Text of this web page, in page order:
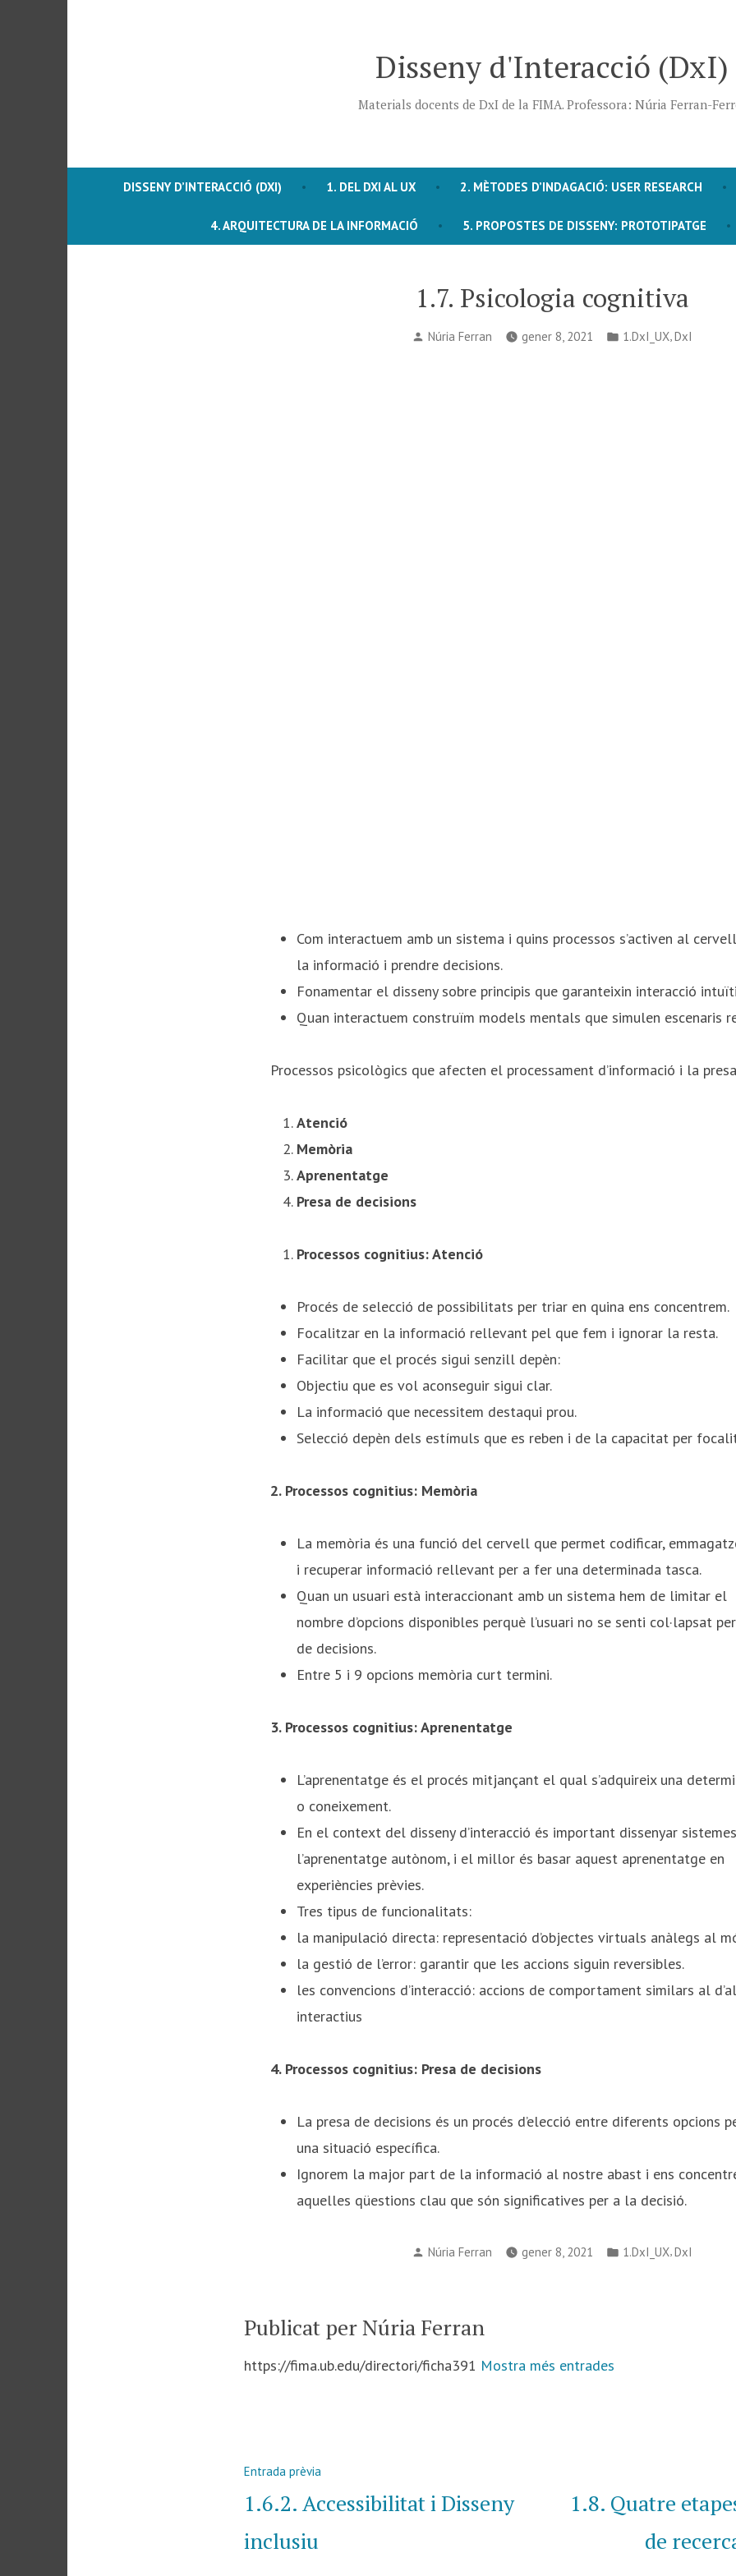
Disseny d'Interacció (DxI)
Materials docents de DxI de la FIMA. Professora: Núria Ferran-
DISSENY D’INTERACCIÓ (DXI) 1. DEL DXI AL UX 2. MÈTODES D’INDAGACIÓ: USER RESEARCH
4. ARQUITECTURA DE LA INFORMACIÓ 5. PROPOSTES DE DISSENY: PROTOTIPATGE
1.7. Psicologia cognitiva
Publicat
Núria Ferran gener 8, 2021
Publicat
1.DxI_UX,DxI
Com interactuem amb un sistema i quins processos s’activen al
la informació i prendre decisions.​
Fonamentar el disseny sobre principis que garanteixin interacció
Quan interactuem construïm models mentals que simulen escenaris
Processos psicològics que afecten el processament d’informació i la
Atenció
Memòria
Aprenentatge
Presa de decisions
Processos cognitius: Atenció
Procés de selecció de possibilitats per triar en quina ens concentrem.​
Focalitzar en la informació rellevant pel que fem i ignorar la resta.​
Facilitar que el procés sigui senzill depèn:​
Objectiu que es vol aconseguir sigui clar.​
La informació que necessitem destaqui prou.​
Selecció depèn dels estímuls que es reben i de la capacitat per
2. Processos cognitius: Memòria
La memòria és una funció del cervell que permet codificar,
i recuperar informació rellevant per a fer una determinada tasca. ​
Quan un usuari està interaccionant amb un sistema hem de limitar el
nombre d’opcions disponibles perquè l’usuari no se senti col·lapsat
de decisions.​
Entre 5 i 9 opcions memòria curt termini.​
3. Processos cognitius: Aprenentatge
L’aprenentatge és el procés mitjançant el qual s’adquireix una
o coneixement. ​
En el context del disseny d’interacció és important dissenyar
l’aprenentatge autònom, i el millor és basar aquest aprenentatge en
experiències prèvies. ​
Tres tipus de funcionalitats: ​
la manipulació directa: representació d’objectes virtuals anàlegs al
la gestió de l’error: garantir que les accions siguin reversibles.​
les convencions d’interacció: accions de comportament similars al
interactius​
4. Processos cognitius: Presa de decisions
La presa de decisions és un procés d’elecció entre diferents opcions
una situació específica. ​
Ignorem la major part de la informació al nostre abast i ens
aquelles qüestions clau que són significatives per a la decisió. ​
Publicat
Núria Ferran gener 8, 2021
Publicat
1.DxI_UX,DxI
Publicat per Núria Ferran
https://fima.ub.edu/directori/ficha391 Mostra més entrades
Navegació
d'entrades
Entrada prèvia
anterior:
1.6.2. Accessibilitat i Disseny
inclusiu
1.8. Quatre
de